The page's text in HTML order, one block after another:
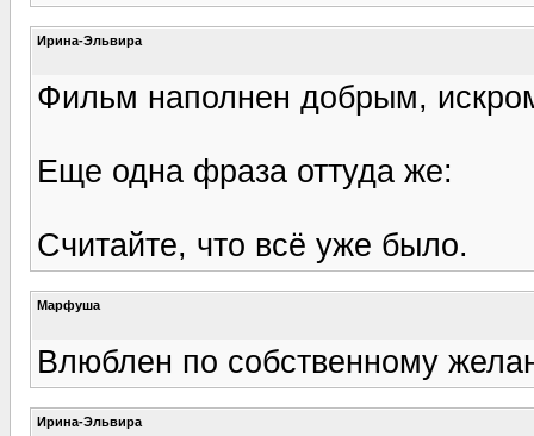
Ирина-Эльвира
Фильм наполнен добрым,
Еще одна фраза оттуда же:
Считайте, что всё уже было.
Марфуша
Влюблен по собственному
Ирина-Эльвира